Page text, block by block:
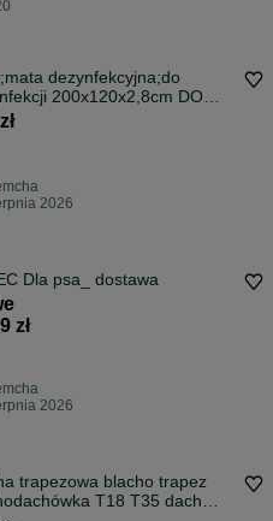
dezynfekcyjna;do
200x120x2,8cm DO
2026
Dla psa_ dostawa
zł
2026
trapezowa blacho trapez
T18 T35 dach